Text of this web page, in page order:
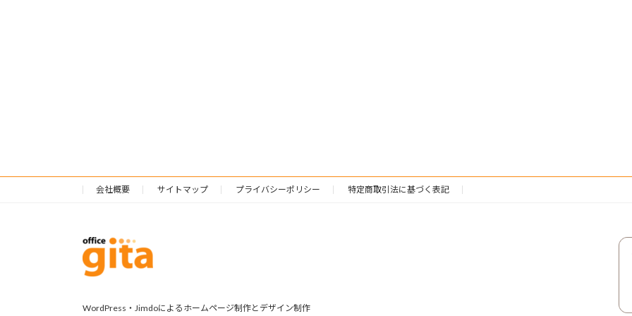
会社概要 サイトマップ プライバシーポリシー 特定商取引法に基づく表記
WordPress・Jimdoによるホームページ制作とデザイン制作